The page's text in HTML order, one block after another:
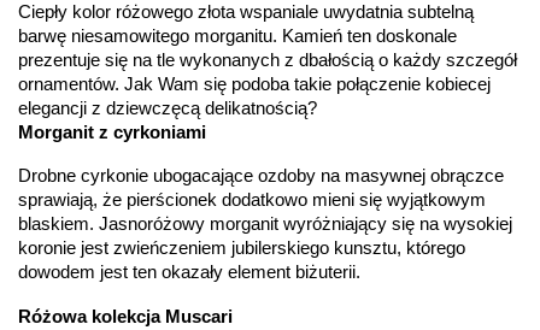
Rodzaje
kamieni :
Cyrkonia,Morganit
Liczba kamieni: Cyrkonia - 42 szt. ,Morganit - 1 szt.
Szlif kamieni: Fasetowy okrągła,Fasetowy okrągły
Masa kamieni
(łącznie)
:
INNE PARAMETRY
Producent
odpowiedzialny:
WĘC-Twój Jubiler S.C. Artur Węc, Małgorzata
Suchan, ul. Kurczaba 3, 30-868 Kraków; NIP:
679-25-92-107; sklep@wec.com.pl
Bezpieczeństwo
ostrzeżenia
Nie nadaje się dla dzieci w wieku poniżej 3 lat
Elementy w wyrobie wykonane z białego złota
Ciepły kolor różowego złota wspaniale uwydatnia subtelną
barwę niesamowitego morganitu. Kamień ten doskonale
prezentuje się na tle wykonanych z dbałością o każdy szczegół
ornamentów. Jak Wam się podoba takie połączenie kobiecej
elegancji z dziewczęcą delikatnością?
Morganit z cyrkoniami
Drobne cyrkonie ubogacające ozdoby na masywnej obrączce
sprawiają, że pierścionek dodatkowo mieni się wyjątkowym
blaskiem. Jasnoróżowy morganit wyróżniający się na wysokiej
koronie jest zwieńczeniem jubilerskiego kunsztu, którego
dowodem jest ten okazały element biżuterii.
Różowa kolekcja Muscari